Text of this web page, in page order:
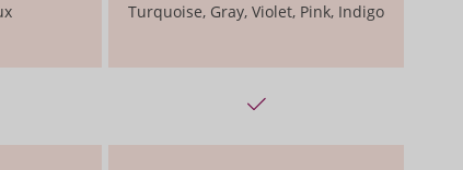
Turquoise, Gray, Violet, Pink, Indigo